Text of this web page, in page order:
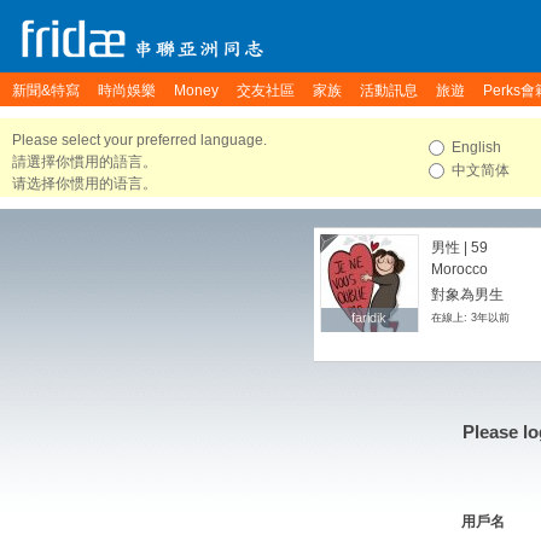
新聞&特寫 時尚娛樂 Money 交友社區 家族 活動訊息 旅遊 Perks會
Please select your preferred language.
請選擇你慣用的語言。
请选择你惯用的语言。
English
中文简体
faridik
faridik
男性 | 59
Morocco
對象為男生
在線上: 3年以前
Please
用戶名